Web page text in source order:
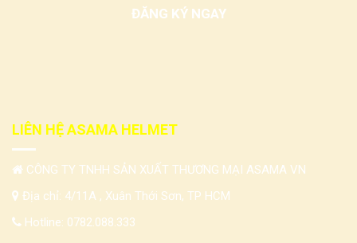
LIÊN HỆ ASAMA HELMET
CÔNG TY TNHH SẢN XUẤT THƯƠNG MẠI ASAMA VN
Địa chỉ: 4/11A , Xuân Thới Sơn, TP HCM
Hotline: 0782.088.333